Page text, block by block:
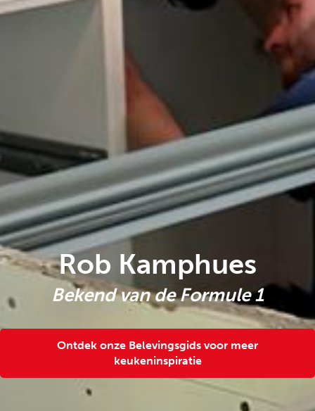
Rob Kamphues
Bekend van de Formule 1
Ontdek onze Belevingsgids voor meer
keukeninspiratie